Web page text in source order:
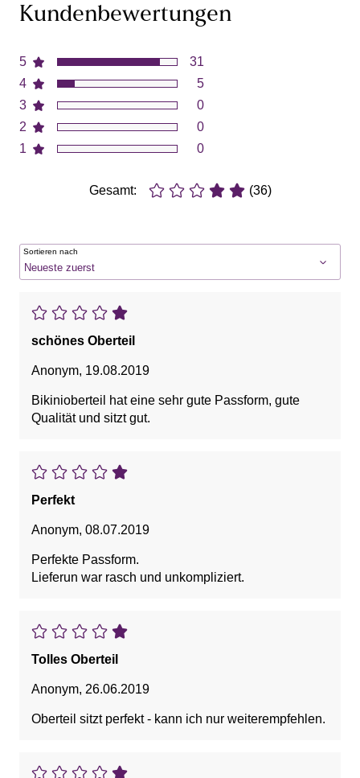
Kundenbewertungen
5
4
3
2
1
31
5
0
0
0
Gesamt: (36)
Sortieren nach
schönes Oberteil
Anonym, 19.08.2019
Bikinioberteil hat eine sehr gute Passform, gute
Qualität und sitzt gut.
Perfekt
Anonym, 08.07.2019
Perfekte Passform.
Lieferun war rasch und unkompliziert.
Tolles Oberteil
Anonym, 26.06.2019
Oberteil sitzt perfekt - kann ich nur weiterempfehlen.